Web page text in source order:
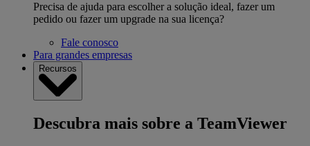
Precisa de ajuda para escolher a solução ideal, fazer um
pedido ou fazer um upgrade na sua licença?
Fale conosco
Para grandes empresas
Recursos
Descubra mais sobre a TeamViewer